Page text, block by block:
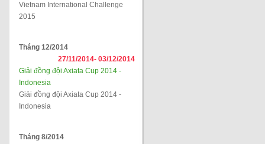
Vietnam International Challenge
2015
Tháng 12/2014
27/11/2014- 03/12/2014
Giải đồng đội Axiata Cup 2014 -
Indonesia
Giải đồng đội Axiata Cup 2014 -
Indonesia
Tháng 8/2014